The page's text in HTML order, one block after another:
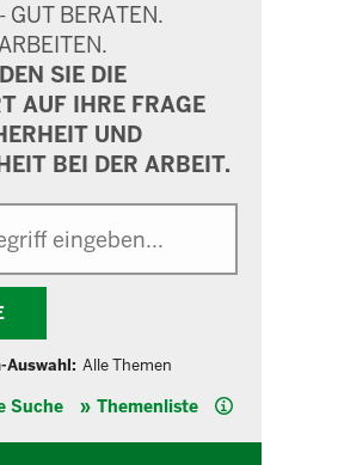
GUT BERATEN.
SIE DIE
AUF IHRE FRAGE
UND
BEI DER ARBEIT.
Auswahl: Alle Themen
Suche Themenliste Hilfe